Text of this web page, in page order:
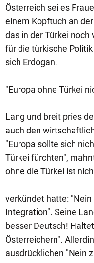
Österreich sei es
einem Kopftuch an
das in der Türkei noch
für die türkische
sich Erdogan.
"Europa ohne Türkei
Lang und breit pries
auch den
"Europa sollte sich
Türkei fürchten",
ohne die Türkei ist
verkündet hatte:
Integration". Seine
besser Deutsch!
Österreichern".
ausdrücklichen "Nein